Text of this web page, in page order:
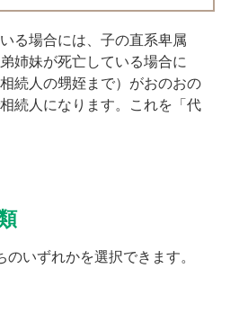
る場合には、子の直系卑属
姉妹が死亡している場合に
続人の甥姪まで）がおのおの
続人になります。これを「代
いずれかを選択できます。